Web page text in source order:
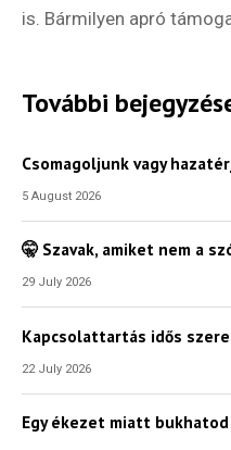
is. Bármilyen apró
További
Csomagoljunk vagy
5 August 2026
🤫 Szavak, amiket nem a
29 July 2026
Kapcsolattartás idős
22 July 2026
Egy ékezet miatt